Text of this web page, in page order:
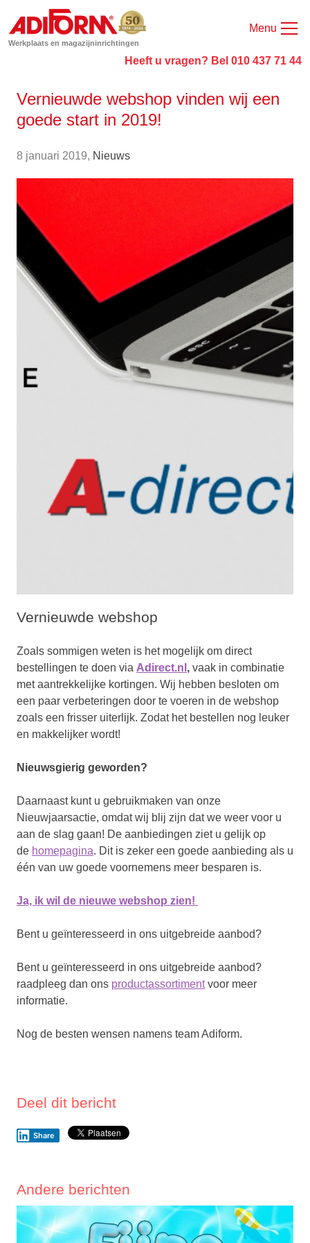
Werkplaats en magazijninrichtingen
Menu
Heeft u vragen? Bel 010 437 71 44
Vernieuwde webshop vinden wij een
goede start in 2019!
8 januari 2019, Nieuws
Vernieuwde webshop
Zoals sommigen weten is het mogelijk om direct
bestellingen te doen via Adirect.nl , vaak in combinatie
met aantrekkelijke kortingen. Wij hebben besloten om
een paar verbeteringen door te voeren in de webshop
zoals een frisser uiterlijk. Zodat het bestellen nog leuker
en makkelijker wordt!
Nieuwsgierig geworden?
Daarnaast kunt u gebruikmaken van onze
Nieuwjaarsactie, omdat wij blij zijn dat we weer voor u
aan de slag gaan! De aanbiedingen ziet u gelijk op
de homepagina. Dit is zeker een goede aanbieding als u
één van uw goede voornemens meer besparen is.
Ja, ik wil de nieuwe webshop zien!
Bent u geïnteresseerd in ons uitgebreide aanbod?
Bent u geïnteresseerd in ons uitgebreide aanbod?
raadpleeg dan ons productassortimentvoor meer
informatie.
Nog de besten wensen namens team Adiform.
Deel dit bericht
Share
Andere berichten